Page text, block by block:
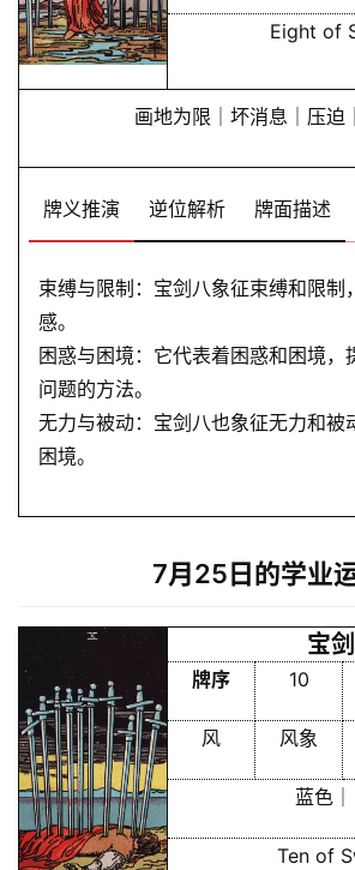
Eight of
画地为限｜坏消息｜压迫
牌义推演 逆位解析 牌面描述
束缚与限制：宝剑八象征束缚和限制
感。
困惑与困境：它代表着困惑和困境，
问题的方法。
无力与被动：宝剑八也象征无力和被
困境。
7月25日的学业
宝
牌序 10
风 风象
蓝色
Ten of